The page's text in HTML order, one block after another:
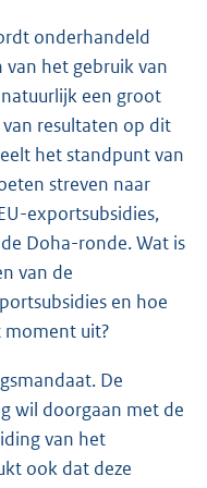
onderhandeld
van het gebruik van
een groot
resultaten op dit
het standpunt van
streven naar
exportsubsidies,
Doha-ronde. Wat is
van de
en hoe
moment uit?
De
wil doorgaan met de
van het
ook dat deze